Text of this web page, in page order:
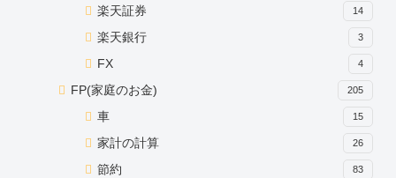
楽天証券 14
楽天銀行 3
FX 4
FP(家庭のお金) 205
車 15
家計の計算 26
節約 83